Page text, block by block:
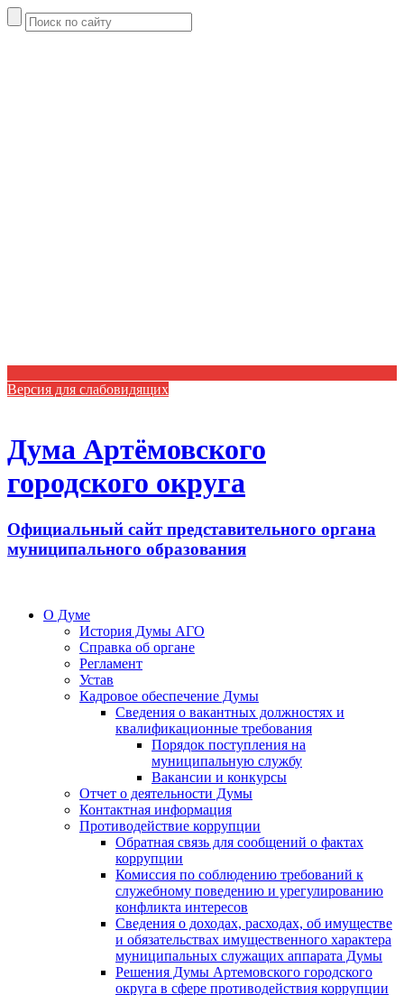
Версия для слабовидящих
Дума Артёмовского
городского округа
Официальный сайт представительного органа
муниципального образования
О Думе
История Думы АГО
Справка об органе
Регламент
Устав
Кадровое обеспечение Думы
Сведения о вакантных должностях и
квалификационные требования
Порядок поступления на
муниципальную службу
Вакансии и конкурсы
Отчет о деятельности Думы
Контактная информация
Противодействие коррупции
Обратная связь для сообщений о фактах
коррупции
Комиссия по соблюдению требований к
служебному поведению и урегулированию
конфликта интересов
Сведения о доходах, расходах, об имуществе
и обязательствах имущественного характера
муниципальных служащих аппарата Думы
Решения Думы Артемовского городского
округа в сфере противодействия коррупции